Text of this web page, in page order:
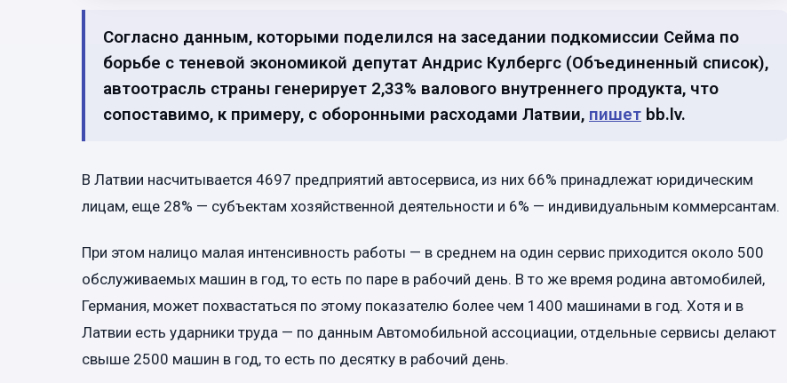
Согласно данным, которыми поделился на заседании подкомиссии Сейма по
борьбе с теневой экономикой депутат Андрис Кулбергс (Объединенный список),
автоотрасль страны генерирует 2,33% валового внутреннего продукта, что
сопоставимо, к примеру, с оборонными расходами Латвии, пишет bb.lv.
В Латвии насчитывается 4697 предприятий автосервиса, из них 66% принадлежат юридическим
лицам, еще 28% — субъектам хозяйственной деятельности и 6% — индивидуальным коммерсантам.
При этом налицо малая интенсивность работы — в среднем на один сервис приходится около 500
обслуживаемых машин в год, то есть по паре в рабочий день. В то же время родина автомобилей,
Германия, может похвастаться по этому показателю более чем 1400 машинами в год. Хотя и в
Латвии есть ударники труда — по данным Автомобильной ассоциации, отдельные сервисы делают
свыше 2500 машин в год, то есть по десятку в рабочий день.